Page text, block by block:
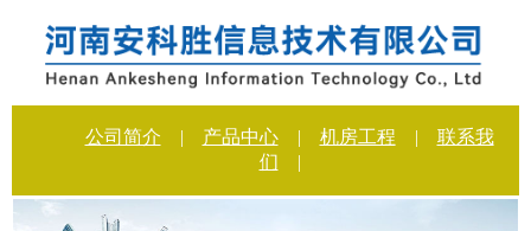
公司简介 | 产品中心 | 机房工程 |
联系我
们
|